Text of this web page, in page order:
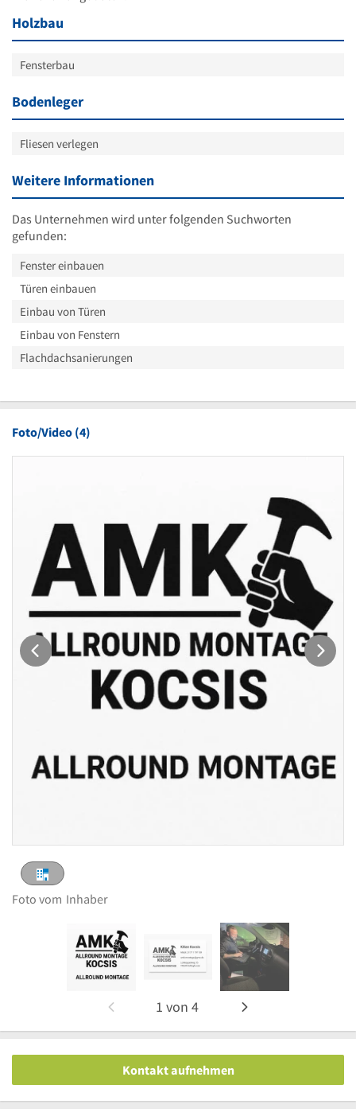
Holzbau
Fensterbau
Bodenleger
Fliesen verlegen
Weitere Informationen
Das Unternehmen wird unter folgenden Suchworten
gefunden:
Fenster einbauen
Türen einbauen
Einbau von Türen
Einbau von Fenstern
Flachdachsanierungen
Foto/Video (4)
Foto vom Inhaber
1 von 4
Kontakt aufnehmen